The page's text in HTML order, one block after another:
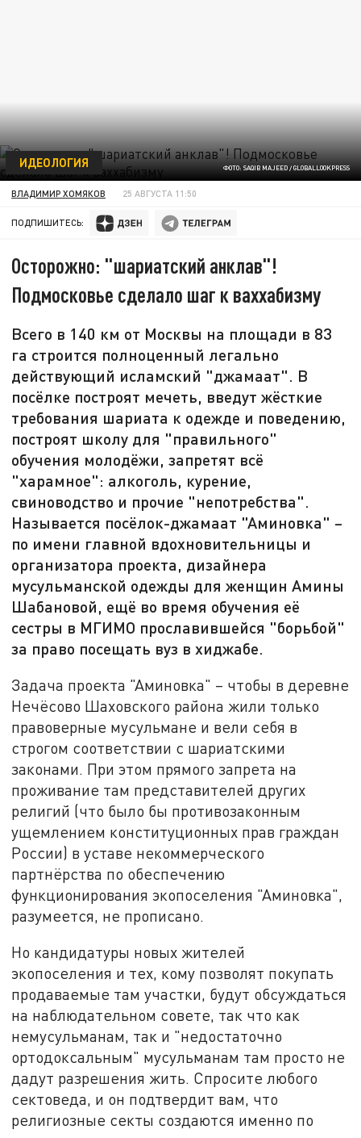
ФОТО: SAQIB MAJEED / GLOBALLOOKPRESS
ИДЕОЛОГИЯ
ВЛАДИМИР ХОМЯКОВ 25 АВГУСТА 11:50
ПОДПИШИТЕСЬ:
Осторожно: "шариатский анклав"!
Подмосковье сделало шаг к ваххабизму
Всего в 140 км от Москвы на площади в 83
га строится полноценный легально
действующий исламский "джамаат". В
посёлке построят мечеть, введут жёсткие
требования шариата к одежде и поведению,
построят школу для "правильного"
обучения молодёжи, запретят всё
"харамное": алкоголь, курение,
свиноводство и прочие "непотребства".
Называется посёлок-джамаат "Аминовка" –
по имени главной вдохновительницы и
организатора проекта, дизайнера
мусульманской одежды для женщин Амины
Шабановой, ещё во время обучения её
сестры в МГИМО прославившейся "борьбой"
за право посещать вуз в хиджабе.
Задача проекта "Аминовка" – чтобы в деревне
Нечёсово Шаховского района жили только
правоверные мусульмане и вели себя в
строгом соответствии с шариатскими
законами. При этом прямого запрета на
проживание там представителей других
религий (что было бы противозаконным
ущемлением конституционных прав граждан
России) в уставе некоммерческого
партнёрства по обеспечению
функционирования экопоселения "Аминовка",
разумеется, не прописано.
Но кандидатуры новых жителей
экопоселения и тех, кому позволят покупать
продаваемые там участки, будут обсуждаться
на наблюдательном совете, так что как
немусульманам, так и "недостаточно
ортодоксальным" мусульманам там просто не
дадут разрешения жить. Спросите любого
сектоведа, и он подтвердит вам, что
религиозные секты создаются именно по